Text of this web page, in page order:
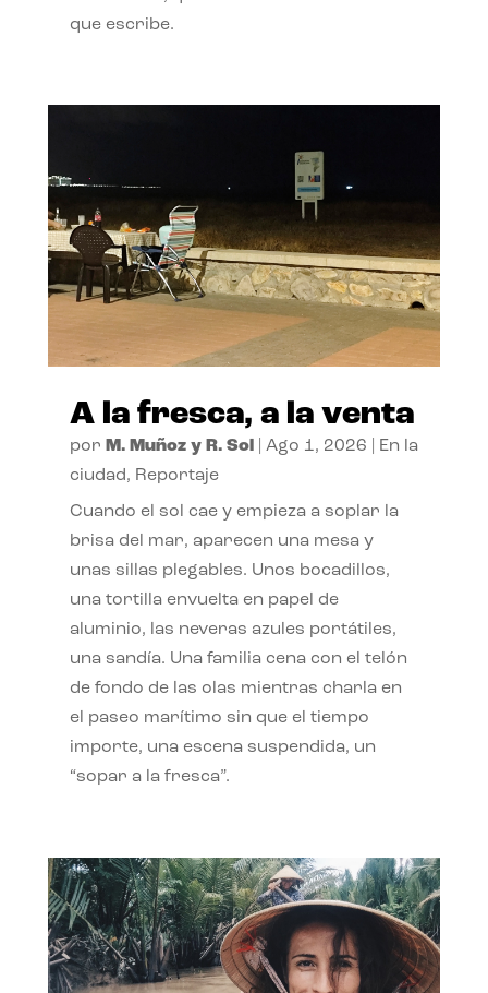
que escribe.
A la fresca, a la venta
por M. Muñoz y R. Sol| Ago 1, 2026
En la
ciudad, Reportaje
Cuando el sol cae y empieza a soplar la
brisa del mar, aparecen una mesa y
unas sillas plegables. Unos bocadillos,
una tortilla envuelta en papel de
aluminio, las neveras azules portátiles,
una sandía. Una familia cena con el telón
de fondo de las olas mientras charla en
el paseo marítimo sin que el tiempo
importe, una escena suspendida, un
“sopar a la fresca”.